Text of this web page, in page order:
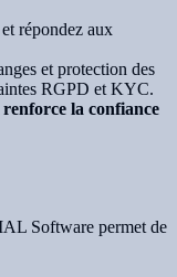
répondez aux
et protection des
RGPD et KYC.
la confiance
Software permet de